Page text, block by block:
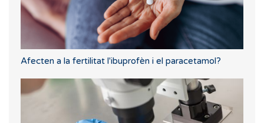
Afecten a la fertilitat l'ibuprofèn i el paracetamol?